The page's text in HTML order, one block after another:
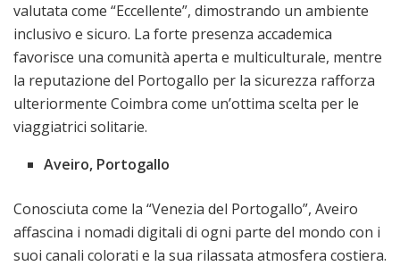
valutata come “Eccellente”, dimostrando un ambiente
inclusivo e sicuro. La forte presenza accademica
favorisce una comunità aperta e multiculturale, mentre
la reputazione del Portogallo per la sicurezza rafforza
ulteriormente Coimbra come un’ottima scelta per le
viaggiatrici solitarie.
Aveiro, Portogallo
Conosciuta come la “Venezia del Portogallo”, Aveiro
affascina i nomadi digitali di ogni parte del mondo con i
suoi canali colorati e la sua rilassata atmosfera costiera.